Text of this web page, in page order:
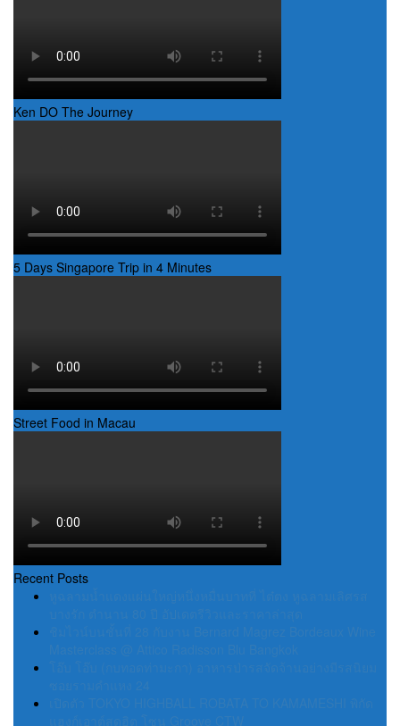
Ken DO The Journey
5 Days Singapore Trip in 4 Minutes
Street Food in Macau
Recent Posts